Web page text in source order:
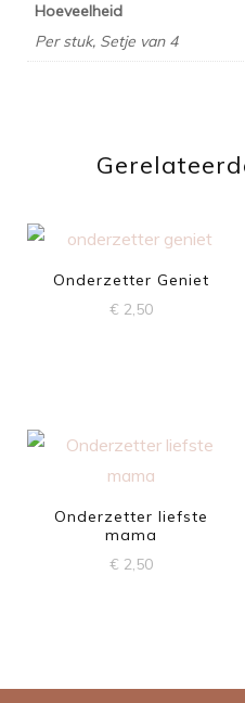
Hoeveelheid
Per stuk, Setje van 4
Onderzetter Geniet
€ 2,50
Onderzetter liefste
mama
€ 2,50